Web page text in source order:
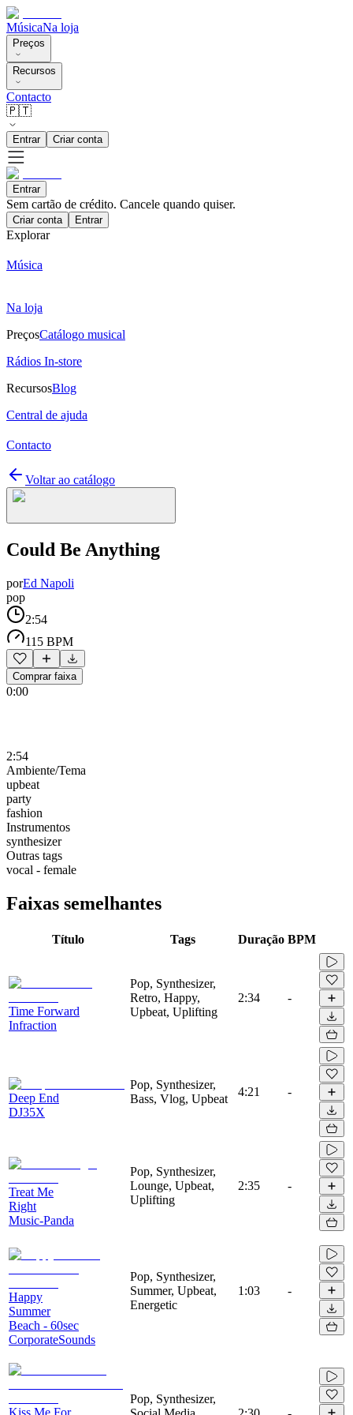
MúsicaNa loja
Preços
Recursos
Contacto
🇵🇹
Entrar Criar conta
Entrar
Sem cartão de crédito. Cancele quando quiser.
Criar conta Entrar
Explorar
Música
Na loja
PreçosCatálogo musical
Rádios In-store
RecursosBlog
Central de ajuda
Contacto
Voltar ao catálogo
Could Be Anything
porEd Napoli
pop
2:54
115 BPM
Comprar faixa
0:00
2:54
Ambiente/Tema
upbeat
party
fashion
Instrumentos
synthesizer
Outras tags
vocal - female
Faixas semelhantes
Título Tags Duração BPM
Time Forward
Infraction
Pop, Synthesizer,
Retro, Happy,
Upbeat, Uplifting
2:34 -
Deep End
DJ35X
Pop, Synthesizer,
Bass, Vlog, Upbeat
4:21 -
Treat Me
Right
Music-Panda
Pop, Synthesizer,
Lounge, Upbeat,
Uplifting
2:35 -
Happy
Summer
Beach - 60sec
CorporateSounds
Pop, Synthesizer,
Summer, Upbeat,
Energetic
1:03 -
Kiss Me For
Pop, Synthesizer,